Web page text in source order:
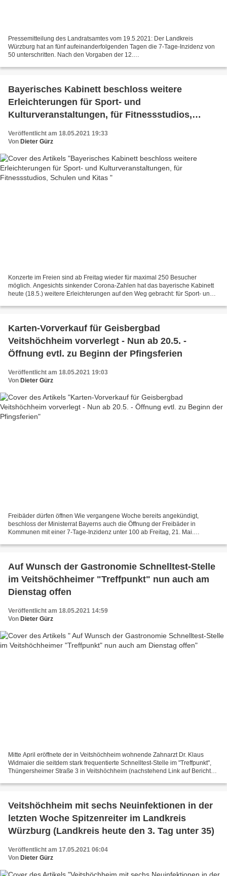
Pressemitteilung des Landratsamtes vom 19.5.2021: Der Landkreis
Würzburg hat an fünf aufeinanderfolgenden Tagen die 7-Tage-Inzidenz von
50 unterschritten. Nach den Vorgaben der 12.
Bekanntmachung...
Bayerisches Kabinett beschloss weitere
Erleichterungen für Sport- und
Kulturveranstaltungen, für Fitnessstudios,
Veröffentlicht am 18.05.2021 19:33
Von Dieter Gürz
Konzerte im Freien sind ab Freitag wieder für maximal 250 Besucher
möglich. Angesichts sinkender Corona-Zahlen hat das bayerische Kabinett
heute (18.5.) weitere Erleichterungen auf den Weg gebracht: für Sport- und
Karten-Vorverkauf für Geisbergbad
Veitshöchheim vorverlegt - Nun ab 20.5. -
Öffnung evtl. zu Beginn der Pfingsferien
Veröffentlicht am 18.05.2021 19:03
Von Dieter Gürz
Freibäder dürfen öffnen Wie vergangene Woche bereits angekündigt,
beschloss der Ministerrat Bayerns auch die Öffnung der Freibäder in
Kommunen mit einer 7-Tage-Inzidenz unter 100 ab Freitag, 21. Mai.
Auf Wunsch der Gastronomie Schnelltest-Stelle
im Veitshöchheimer "Treffpunkt" nun auch am
Dienstag offen
Veröffentlicht am 18.05.2021 14:59
Von Dieter Gürz
Mitte April eröffnete der in Veitshöchheim wohnende Zahnarzt Dr. Klaus
Widmaier die seitdem stark frequentierte Schnelltest-Stelle im "Treffpunkt",
Thüngersheimer Straße 3 in Veitshöchheim (nachstehend Link auf Bericht
Veitshöchheim mit sechs Neuinfektionen in der
letzten Woche Spitzenreiter im Landkreis
Würzburg (Landkreis heute den 3. Tag unter 35)
Veröffentlicht am 17.05.2021 06:04
Von Dieter Gürz